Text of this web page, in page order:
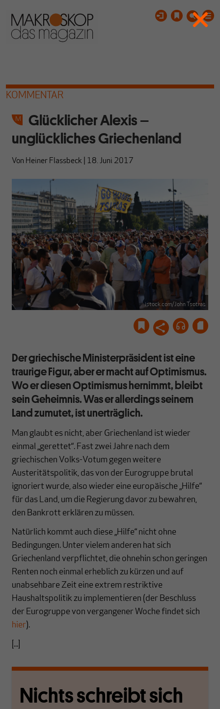
KOMMENTAR
Glücklicher Alexis –
unglückliches Griechenland
Von Heiner Flassbeck 18. Juni 2017
istock.com/John Tsotras
Der griechische Ministerpräsident ist eine
traurige Figur, aber er macht auf Optimismus.
Wo er diesen Optimismus hernimmt, bleibt
sein Geheimnis. Was er allerdings seinem
Land zumutet, ist unerträglich.
Man glaubt es nicht, aber Griechenland ist wieder
einmal „gerettet“. Fast zwei Jahre nach dem
griechischen Volks-Votum gegen weitere
Austeritätspolitik, das von der Eurogruppe brutal
ignoriert wurde, also wieder eine europäische „Hilfe“
für das Land, um die Regierung davor zu bewahren,
den Bankrott erklären zu müssen.
Natürlich kommt auch diese „Hilfe“ nicht ohne
Bedingungen. Unter vielem anderen hat sich
Griechenland verpflichtet, die ohnehin schon geringen
Renten noch einmal erheblich zu kürzen und auf
unabsehbare Zeit eine extrem restriktive
Haushaltspolitik zu implementieren (der Beschluss
der Eurogruppe von vergangener Woche findet sich
hier).
[...]
Nichts schreibt sich